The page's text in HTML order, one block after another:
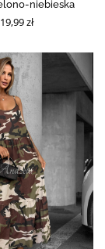
niebieska
zł